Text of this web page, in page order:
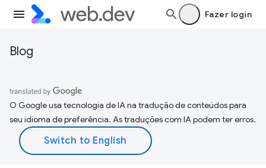
Fazer login
Blog
O Google usa tecnologia de IA na tradução de conteúdos para
seu idioma de preferência. As traduções com IA podem ter erros.